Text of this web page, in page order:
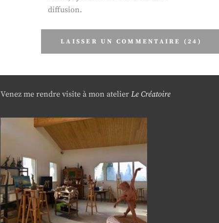
diffusion.
Venez me rendre visite à mon atelier Le Créatoire